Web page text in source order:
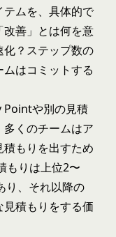
ムを、具体的で
善」とは何を意
？ステップ数の
はコミットする
Pointや別の見積
くのチームはア
もりを出すため
もりは上位2〜
り、それ以降の
積もりをする価